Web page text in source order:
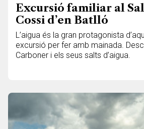
Excursió familiar al
Cossi d’en Batlló
L’aigua és la gran protagonista
excursió per fer amb mainada.
Carboner i els seus salts d’aigua.